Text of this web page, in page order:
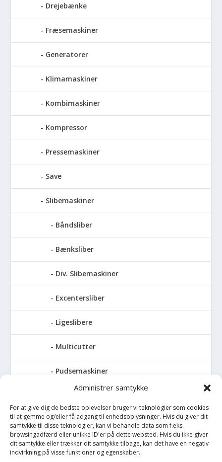
Administrer samtykke
For at give dig de bedste oplevelser bruger vi teknologier som cookies
til at gemme og/eller få adgang til enhedsoplysninger. Hvis du giver dit
samtykke til disse teknologier, kan vi behandle data som f.eks.
browsingadfærd eller unikke ID'er på dette websted. Hvis du ikke giver
dit samtykke eller trækker dit samtykke tilbage, kan det have en negativ
indvirkning på visse funktioner og egenskaber.
Drejebænke
Fræsemaskiner
Generatorer
Klimamaskiner
Kombimaskiner
Kompressor
Pressemaskiner
Save
Slibemaskiner
Båndsliber
Bænksliber
Div. Slibemaskiner
Excentersliber
Ligeslibere
Multicutter
Pudsemaskiner
Slibemaskiner til klinger, savblade og
høvlknive
Vådsliber
Vinkelsliber